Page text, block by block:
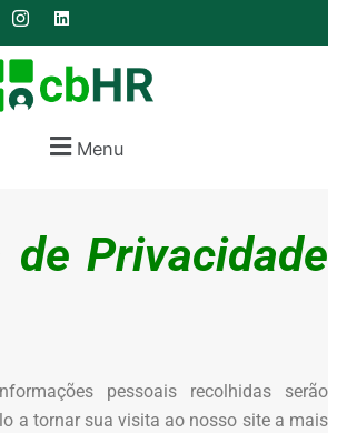
Menu
Privacidade
pessoais recolhidas serão
a tornar sua visita ao nosso site a mais